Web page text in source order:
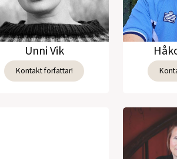
Unni Vik
Kontakt forfattar!